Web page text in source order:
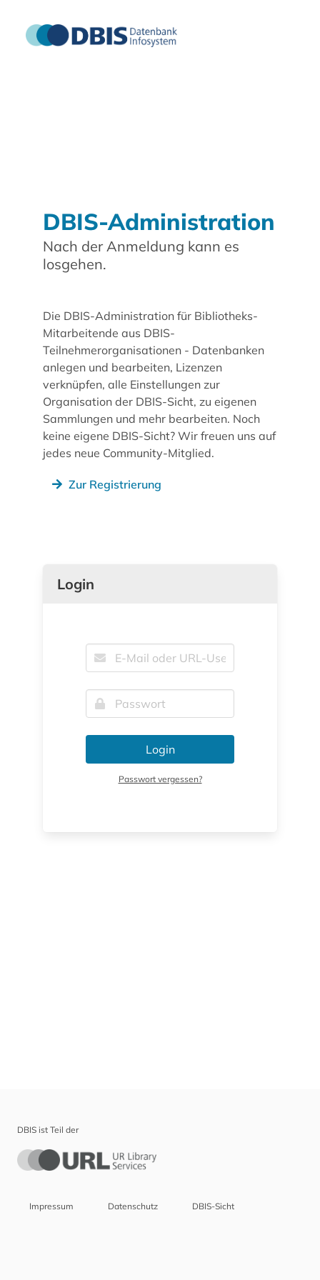
DBIS-Administration
Nach der Anmeldung kann es
losgehen.
Die DBIS-Administration für Bibliotheks-
Mitarbeitende aus DBIS-
Teilnehmerorganisationen - Datenbanken
anlegen und bearbeiten, Lizenzen
verknüpfen, alle Einstellungen zur
Organisation der DBIS-Sicht, zu eigenen
Sammlungen und mehr bearbeiten. Noch
keine eigene DBIS-Sicht? Wir freuen uns auf
jedes neue Community-Mitglied.
Zur Registrierung
Login
Login
Passwort vergessen?
DBIS ist Teil der
Impressum Datenschutz DBIS-Sicht